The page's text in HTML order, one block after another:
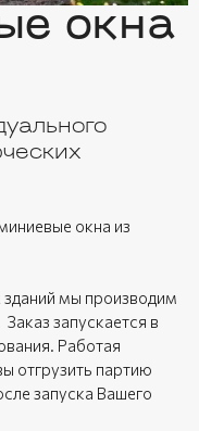
окна
окна из
мы производим
запускается в
Работая
отгрузить партию
запуска Вашего